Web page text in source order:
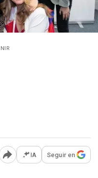
Abrir opciones para
IA Seguir en